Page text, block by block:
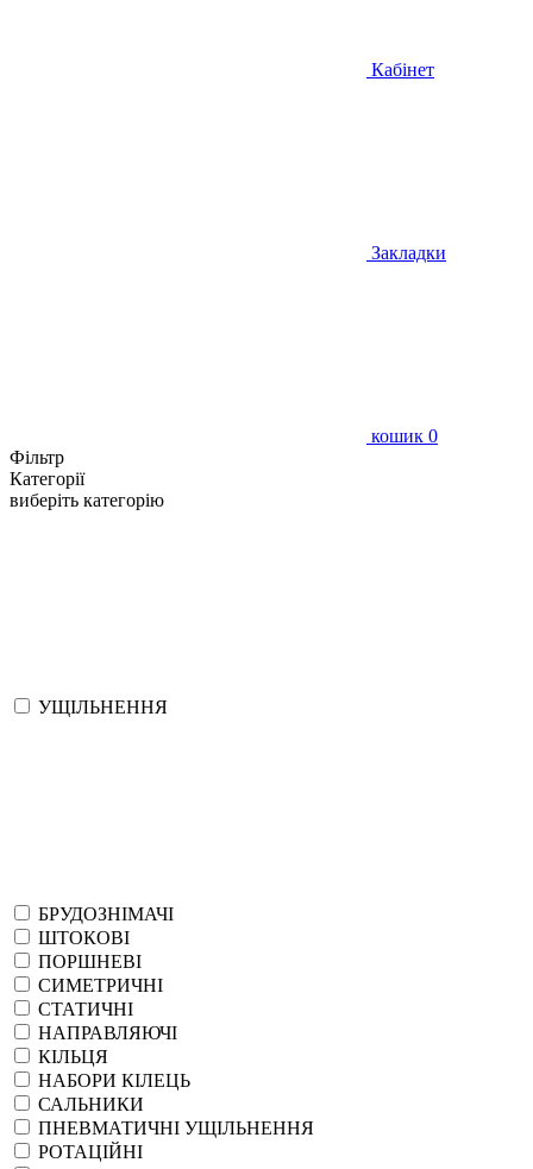
Кабінет
Закладки
кошик 0
Фільтр
Категорії
виберіть категорію
УЩІЛЬНЕННЯ
БРУДОЗНІМАЧІ
ШТОКОВІ
ПОРШНЕВІ
СИМЕТРИЧНІ
СТАТИЧНІ
НАПРАВЛЯЮЧІ
КІЛЬЦЯ
НАБОРИ КІЛЕЦЬ
САЛЬНИКИ
ПНЕВМАТИЧНІ УЩІЛЬНЕННЯ
РОТАЦІЙНІ